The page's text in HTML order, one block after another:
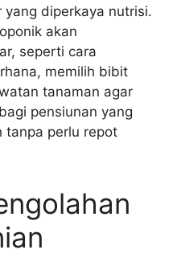
diperkaya nutrisi.
akan
seperti cara
memilih bibit
tanaman agar
pensiunan yang
tanpa perlu repot